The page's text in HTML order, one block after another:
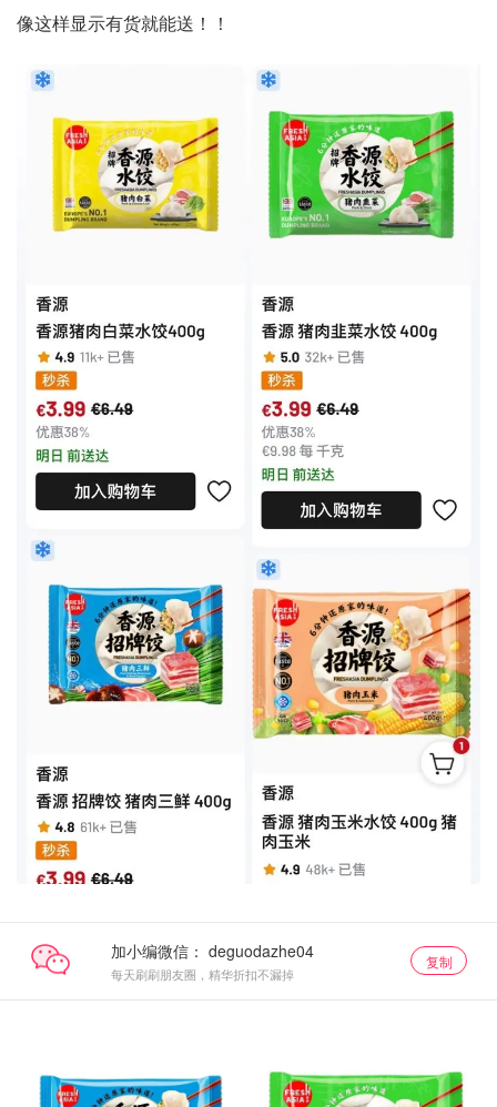
像这样显示有货就能送！！
加小编微信：
每天刷刷朋友圈，精华折扣不漏掉
复制